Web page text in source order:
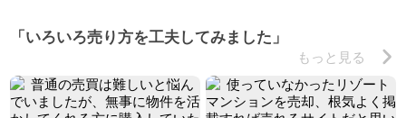
「いろいろ売り方を工夫してみました」
もっと見る